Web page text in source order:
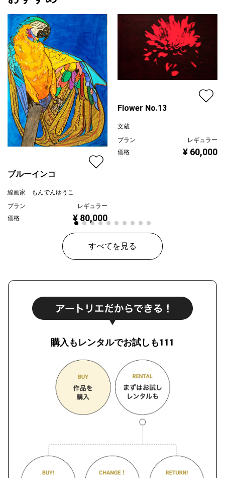
ブルーインコ
線画家 もんでんゆうこ
プラン
レギュラー
価格
¥ 80,000
Flower No.13
文蔵
プラン
レギュラー
価格
¥ 60,000
すべてを見る
購入もレンタルでお試しも111